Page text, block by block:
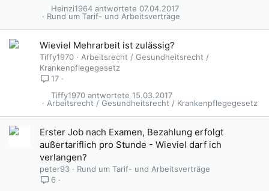
Rund um Tarif- und Arbeitsverträge
07.04.2017
Heinzi1964
Wieviel Mehrarbeit ist zulässig?
Tiffy1970
Arbeitsrecht / Gesundheitsrecht /
Krankenpflegegesetz
17
Arbeitsrecht / Gesundheitsrecht / Krankenpflegegesetz
15.03.2017
Tiffy1970
Erster Job nach Examen, Bezahlung erfolgt
außertariflich pro Stunde - Wieviel darf ich
verlangen?
peter93
Rund um Tarif- und Arbeitsverträge
6